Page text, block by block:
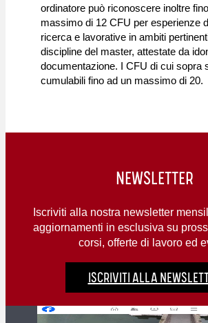
ordinatore può riconoscere inoltre
massimo di 12 CFU per esperienze
ricerca e lavorative in ambiti
discipline del master, attestate da
documentazione. I CFU di cui sopra
cumulabili fino ad un massimo di 20.
NEWSLETTER
Iscriviti alla nostra newsletter
aggiornamenti in esclusiva su
corsi, offerte di lavoro ed
ISCRIVITI ALLA